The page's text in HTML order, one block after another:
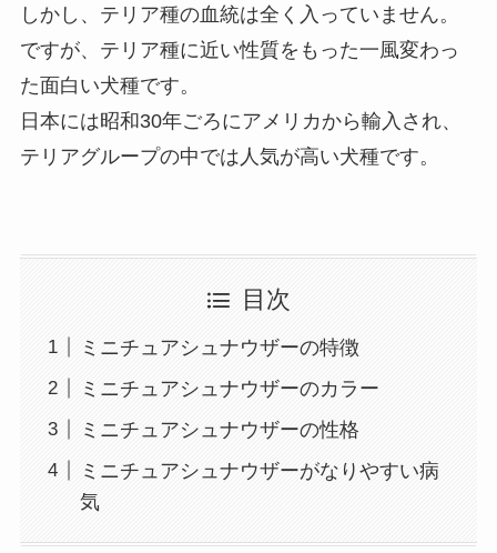
しかし、テリア種の血統は全く入っていません。
ですが、テリア種に近い性質をもった一風変わっ
た面白い犬種です。
日本には昭和30年ごろにアメリカから輸入され、
テリアグループの中では人気が高い犬種です。
目次
ミニチュアシュナウザーの特徴
ミニチュアシュナウザーのカラー
ミニチュアシュナウザーの性格
ミニチュアシュナウザーがなりやすい病
気